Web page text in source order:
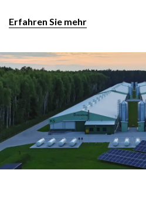
Erfahren Sie mehr